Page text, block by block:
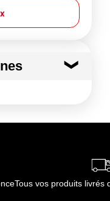
Tous vos produits livrés